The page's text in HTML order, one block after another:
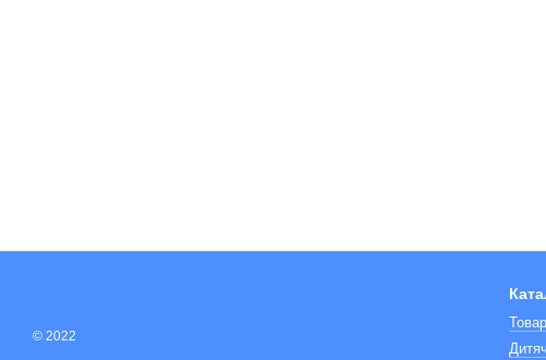
© 2022